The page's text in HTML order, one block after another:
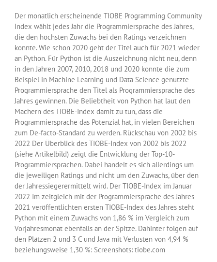
Der monatlich erscheinende TIOBE Programming Community
Index wählt jedes Jahr die Programmiersprache des Jahres,
die den höchsten Zuwachs bei den Ratings verzeichnen
konnte. Wie schon 2020 geht der Titel auch für 2021 wieder
an Python. Für Python ist die Auszeichnung nicht neu, denn
in den Jahren 2007, 2010, 2018 und 2020 konnte die zum
Beispiel in Machine Learning und Data Science genutzte
Programmiersprache den Titel als Programmiersprache des
Jahres gewinnen. Die Beliebtheit von Python hat laut den
Machern des TIOBE-Index damit zu tun, dass die
Programmiersprache das Potenzial hat, in vielen Bereichen
zum De-facto-Standard zu werden. Rückschau von 2002 bis
2022 Der Überblick des TIOBE-Index von 2002 bis 2022
(siehe Artikelbild) zeigt die Entwicklung der Top-10-
Programmiersprachen. Dabei handelt es sich allerdings um
die jeweiligen Ratings und nicht um den Zuwachs, über den
der Jahressiegerermittelt wird. Der TIOBE-Index im Januar
2022 Im zeitgleich mit der Programmiersprache des Jahres
2021 veröffentlichten ersten TIOBE-Index des Jahres steht
Python mit einem Zuwachs von 1,86 % im Vergleich zum
Vorjahresmonat ebenfalls an der Spitze. Dahinter folgen auf
den Plätzen 2 und 3 C und Java mit Verlusten von 4,94 %
beziehungsweise 1,30 %: Screenshots: tiobe.com